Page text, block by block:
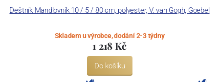
Deštník Mandlovník 10 / 5 / 80 cm, polyester, V. van Gogh, Goebel
Skladem u výrobce, dodání 2-3 týdny
1 218 Kč
Do košíku